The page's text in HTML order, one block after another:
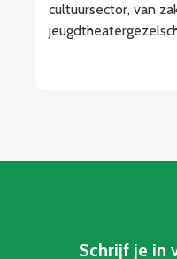
cultuursector, van
Schrijf je in